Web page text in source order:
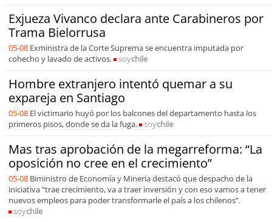
Exjueza Vivanco declara ante Carabineros por
Trama Bielorrusa
05-08 Exministra de la Corte Suprema se encuentra imputada por
cohecho y lavado de activos.
soychile
Hombre extranjero intentó quemar a su
expareja en Santiago
05-08 El victimario huyó por los balcones del departamento hasta los
primeros pisos, donde se da la fuga.
soychile
Mas tras aprobación de la megarreforma: “La
oposición no cree en el crecimiento”
05-08 Biministro de Economía y Minería destacó que despacho de la
iniciativa “trae crecimiento, va a traer inversión y con eso vamos a tener
nuevos empleos para poder transformarle el país a los chilenos”.
soychile